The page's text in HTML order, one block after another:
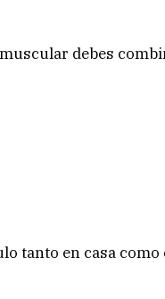
debes
tanto en casa